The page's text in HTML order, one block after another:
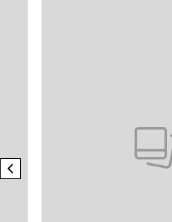
previous element